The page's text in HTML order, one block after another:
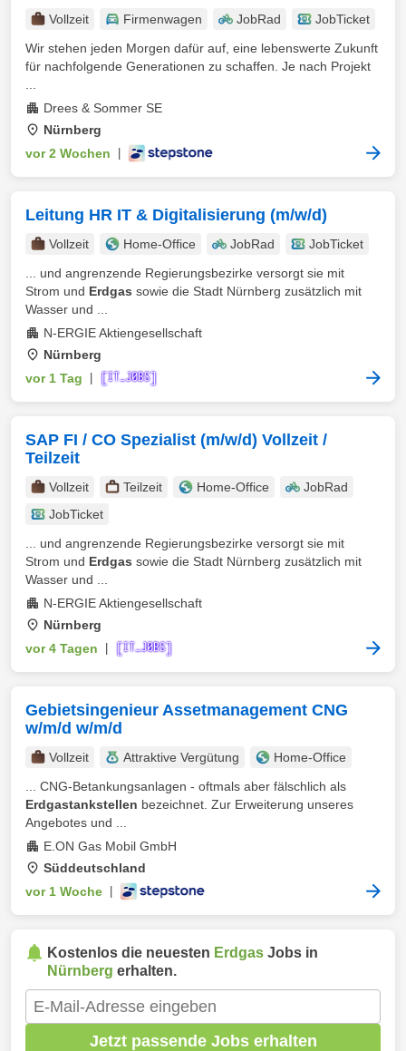
Vollzeit Firmenwagen JobRad
JobTicket
Wir stehen jeden Morgen dafür auf, eine lebenswerte Zukunft
für nachfolgende Generationen zu schaffen. Je nach Projekt
Drees & Sommer SE
Nürnberg
vor 2 Wochen
Leitung HR IT & Digitalisierung (m/w/d)
Vollzeit Home-Office JobRad
JobTicket
... und angrenzende Regierungsbezirke versorgt sie mit
Strom und Erdgas sowie die Stadt Nürnberg zusätzlich mit
Wasser und ...
N-ERGIE Aktiengesellschaft
Nürnberg
vor 1 Tag
SAP FI / CO Spezialist (m/w/d) Vollzeit /
Teilzeit
Vollzeit Teilzeit Home-Office
JobRad
JobTicket
... und angrenzende Regierungsbezirke versorgt sie mit
Strom und Erdgas sowie die Stadt Nürnberg zusätzlich mit
Wasser und ...
N-ERGIE Aktiengesellschaft
Nürnberg
vor 4 Tagen
Gebietsingenieur Assetmanagement CNG
w/m/d w/m/d
Vollzeit Attraktive Vergütung
Home-Office
... CNG-Betankungsanlagen - oftmals aber fälschlich als
Erdgastankstellen bezeichnet. Zur Erweiterung unseres
Angebotes und ...
E.ON Gas Mobil GmbH
Süddeutschland
vor 1 Woche
Kostenlos die neuesten Erdgas Jobs in
Nürnberg erhalten.
Jetzt passende Jobs erhalten